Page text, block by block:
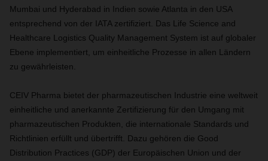
Mumbai und Hyderabad in Indien sowie Atlanta in den USA
entsprechend von der IATA zertifiziert. Das Life Science and
Healthcare Logistics Quality Management System ist auf globaler
Ebene implementiert, um einheitliche Prozesse in allen Ländern
zu gewährleisten.
CEIV Pharma bietet der pharmazeutischen Industrie eine weltweit
einheitliche und anerkannte Zertifizierung für den Umgang mit
pharmazeutischen Produkten, die internationale Standards und
Richtlinien erfüllt und übertrifft. Dazu gehören die Good
Distribution Practices (GDP) der Europäischen Union und der